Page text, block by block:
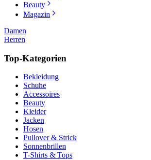
Beauty
Magazin
Damen
Herren
Top-Kategorien
Bekleidung
Schuhe
Accessoires
Beauty
Kleider
Jacken
Hosen
Pullover & Strick
Sonnenbrillen
T-Shirts & Tops